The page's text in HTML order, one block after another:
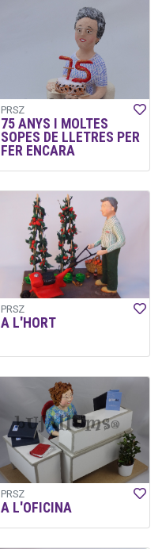
PRSZ
75 ANYS I MOLTES
SOPES DE LLETRES PER
FER ENCARA
PRSZ
A L'HORT
PRSZ
A L'OFICINA